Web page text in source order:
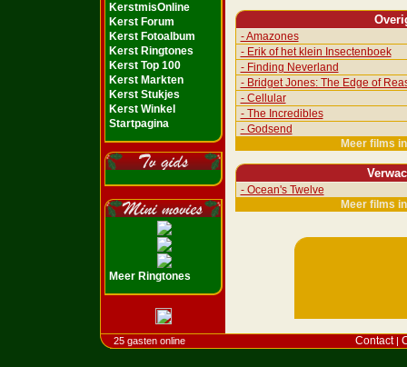
KerstmisOnline
Kerst Forum
Kerst Fotoalbum
Kerst Ringtones
Kerst Top 100
Kerst Markten
Kerst Stukjes
Kerst Winkel
Startpagina
Meer Ringtones
- Amazones
- Erik of het klein Insectenboek
- Finding Neverland
- Bridget Jones: The Edge of
- Cellular
- The Incredibles
- Godsend
Meer films
- Ocean's Twelve
Meer films
25 gasten online Contact|